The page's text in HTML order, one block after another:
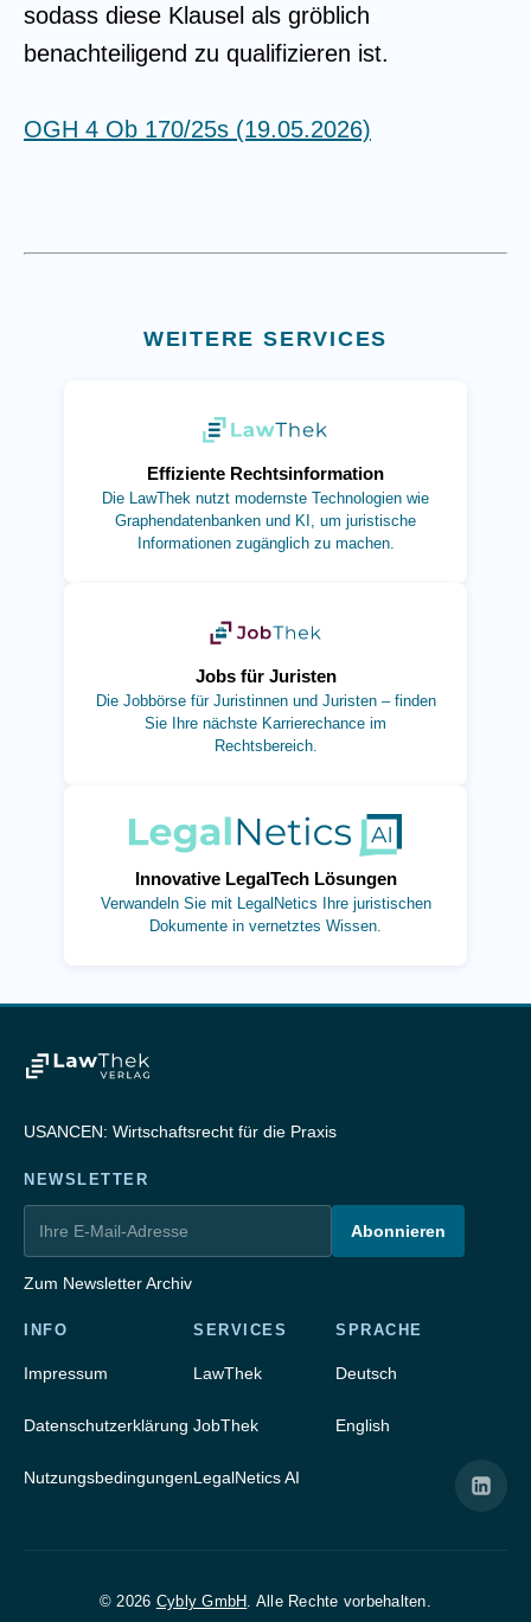
sodass diese Klausel als gröblich
benachteiligend zu qualifizieren ist.
OGH 4 Ob 170/25s (19.05.2026)
WEITERE SERVICES
Effiziente Rechtsinformation
Die LawThek nutzt modernste Technologien wie
Graphendatenbanken und KI, um juristische
Informationen zugänglich zu machen.
(öffnet in neuem Tab)
Jobs für Juristen
Die Jobbörse für Juristinnen und Juristen – finden
Sie Ihre nächste Karrierechance im
Rechtsbereich.
Innovative LegalTech Lösungen
Verwandeln Sie mit LegalNetics Ihre juristischen
Dokumente in vernetztes Wissen.
(öffnet in neuem Tab)
USANCEN: Wirtschaftsrecht für die Praxis
NEWSLETTER
Abonnieren
Zum Newsletter Archiv
INFO
Impressum
Datenschutzerklärung
Nutzungsbedingungen
SERVICES
LawThek
JobThek
LegalNetics AI
SPRACHE
Deutsch
English
© 2026 Cybly GmbH . Alle Rechte vorbehalten.